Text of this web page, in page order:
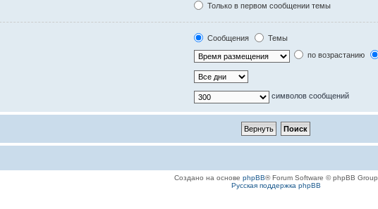
Только в первом сообщении темы
Сообщения
Темы
по возрастанию
символов сообщений
Создано на основе phpBB® Forum Software © phpBB Group
Русская поддержка phpBB